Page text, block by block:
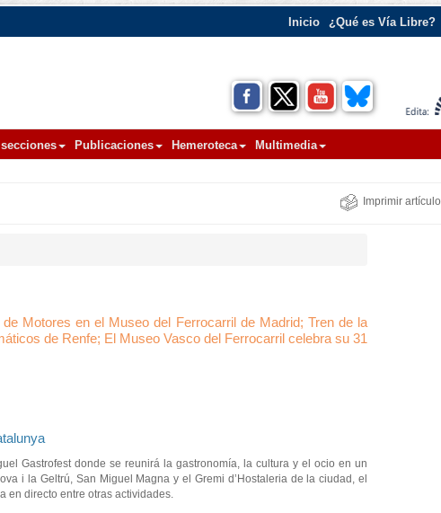
Inicio ¿Qué es Vía Libre?
Publicaciones Hemeroteca Multimedia
Imprimir artículo
Motores en el Museo del Ferrocarril de Madrid; Tren de la
de Renfe; El Museo Vasco del Ferrocarril celebra su 31
Gastrofest donde se reunirá la gastronomía, la cultura y el ocio en un
i la Geltrú, San Miguel Magna y el Gremi d’Hostaleria de la ciudad, el
en directo entre otras actividades.